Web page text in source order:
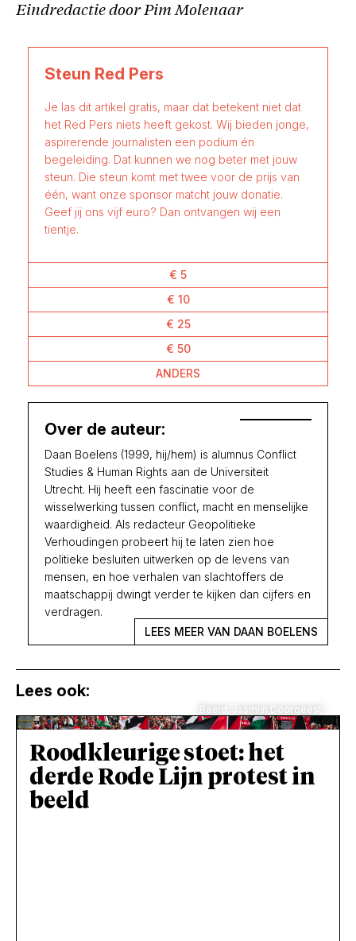
Eindredactie door Pim Molenaar
Steun Red Pers
Je las dit artikel gratis, maar dat betekent niet dat
het Red Pers niets heeft gekost. Wij bieden jonge,
aspirerende journalisten een podium én
begeleiding. Dat kunnen we nog beter met jouw
steun. Die steun komt met twee voor de prijs van
één, want onze sponsor matcht jouw donatie.
Geef jij ons vijf euro? Dan ontvangen wij een
tientje.
€ 5
€ 10
€ 25
€ 50
ANDERS
Over de auteur:
Daan Boelens (1999, hij/hem) is alumnus Conflict
Studies & Human Rights aan de Universiteit
Utrecht. Hij heeft een fascinatie voor de
wisselwerking tussen conflict, macht en menselijke
waardigheid. Als redacteur Geopolitieke
Verhoudingen probeert hij te laten zien hoe
politieke besluiten uitwerken op de levens van
mensen, en hoe verhalen van slachtoffers de
maatschappij dwingt verder te kijken dan cijfers en
verdragen.
LEES MEER VAN DAAN BOELENS
Lees ook:
Beeld: Jasmijn Doorgeest'
Roodkleurige stoet: het
derde Rode Lijn protest in
beeld